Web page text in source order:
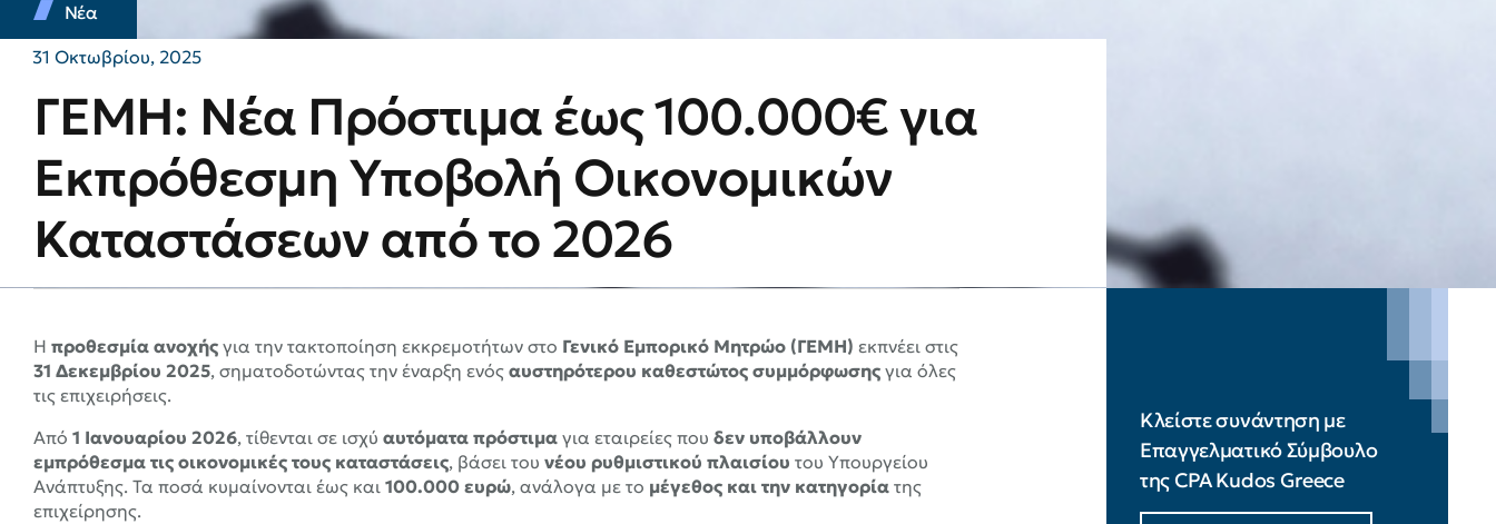
Νέα
31 Οκτωβρίου, 2025
ΓΕΜΗ: Νέα Πρόστιμα έως 100.000€ για
Εκπρόθεσμη Υποβολή Οικονομικών
Καταστάσεων από το 2026
Η προθεσμία ανοχής για την τακτοποίηση εκκρεμοτήτων στο Γενικό Εμπορικό Μητρώο (ΓΕΜΗ) εκπνέει στις
31 Δεκεμβρίου 2025, σηματοδοτώντας την έναρξη ενός αυστηρότερου καθεστώτος συμμόρφωσης για όλες
τις επιχειρήσεις.
Από 1 Ιανουαρίου 2026, τίθενται σε ισχύ αυτόματα πρόστιμα για εταιρείες που δεν υποβάλλουν
εμπρόθεσμα τις οικονομικές τους καταστάσεις, βάσει του νέου ρυθμιστικού πλαισίου του Υπουργείου
Ανάπτυξης. Τα ποσά κυμαίνονται έως και 100.000 ευρώ, ανάλογα με το μέγεθος και την κατηγορία της
επιχείρησης.
Κλείστε συνάντηση με
Επαγγελματικό Σύμβουλο
της CPA Kudos Greece